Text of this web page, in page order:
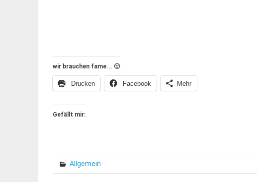
wir brauchen fame... 🙂
Drucken Facebook Mehr
Gefällt mir:
Allgemein